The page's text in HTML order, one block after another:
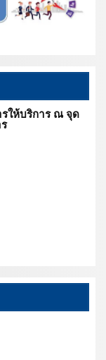
ให้บริการ ณ จุด